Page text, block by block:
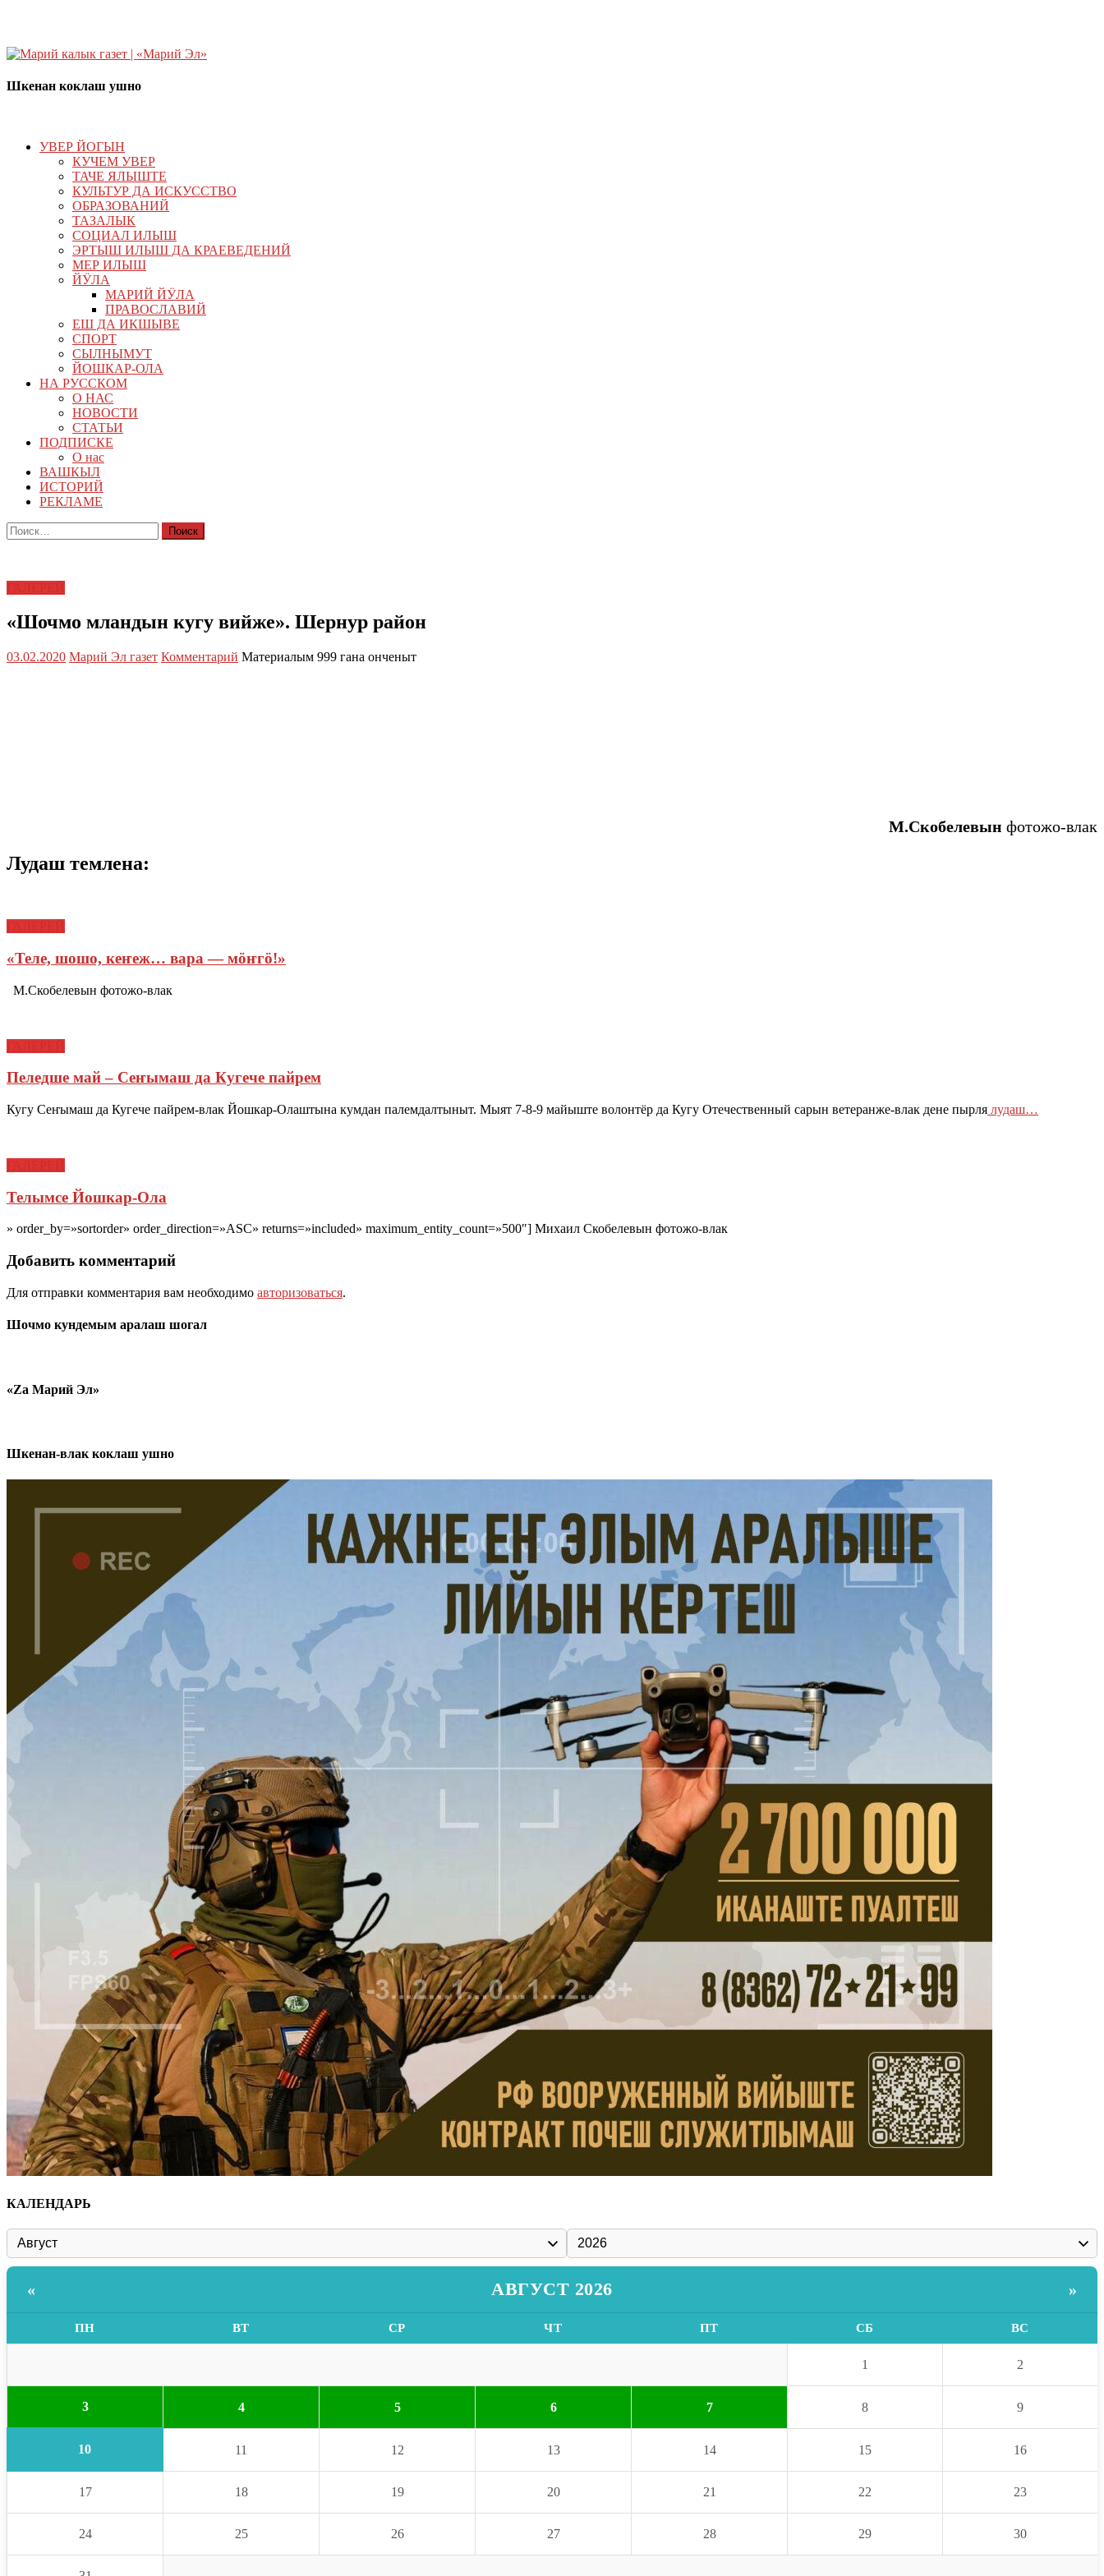
Шкенан коклаш ушно
УВЕР ЙОГЫН
КУЧЕМ УВЕР
ТАЧЕ ЯЛЫШТЕ
КУЛЬТУР ДА ИСКУССТВО
ОБРАЗОВАНИЙ
ТАЗАЛЫК
СОЦИАЛ ИЛЫШ
ЭРТЫШ ИЛЫШ ДА КРАЕВЕДЕНИЙ
МЕР ИЛЫШ
ЙӰЛА
МАРИЙ ЙӰЛА
ПРАВОСЛАВИЙ
ЕШ ДА ИКШЫВЕ
СПОРТ
СЫЛНЫМУТ
ЙОШКАР-ОЛА
НА РУССКОМ
О НАС
НОВОСТИ
СТАТЬИ
ПОДПИСКЕ
О нас
ВАШКЫЛ
ИСТОРИЙ
РЕКЛАМЕ
Найти:
«Шочмо мландын кугу вийже». Шернур район
03.02.2020 Марий Эл газет Комментарий Материалым 999 гана онченыт
М.Скобелевын фотожо-влак
Лудаш темлена:
«Теле, шошо, кеҥеж… вара — мӧҥгӧ!»
М.Скобелевын фотожо-влак
Пеледше май – Сеҥымаш да Кугече пайрем
Кугу Сеҥымаш да Кугече пайрем-влак Йошкар-Олаштына кумдан палемдалтыныт. Мыят 7-8-9 майыште волонтёр да Кугу Отечественный сарын ветеранже-влак дене пырля лудаш…
Телымсе Йошкар-Ола
» order_by=»sortorder» order_direction=»ASC» returns=»included» maximum_entity_count=»500″] Михаил Скобелевын фотожо-влак
Добавить комментарий
Для отправки комментария вам необходимо авторизоваться.
Шочмо кундемым аралаш шогал
«Zа Марий Эл»
Шкенан-влак коклаш ушно
КАЛЕНДАРЬ
« АВГУСТ 2026 »
ПН ВТ СР ЧТ ПТ СБ ВС
1 2
3 4 5 6 7 8 9
10 11 12 13 14 15 16
17 18 19 20 21 22 23
24 25 26 27 28 29 30